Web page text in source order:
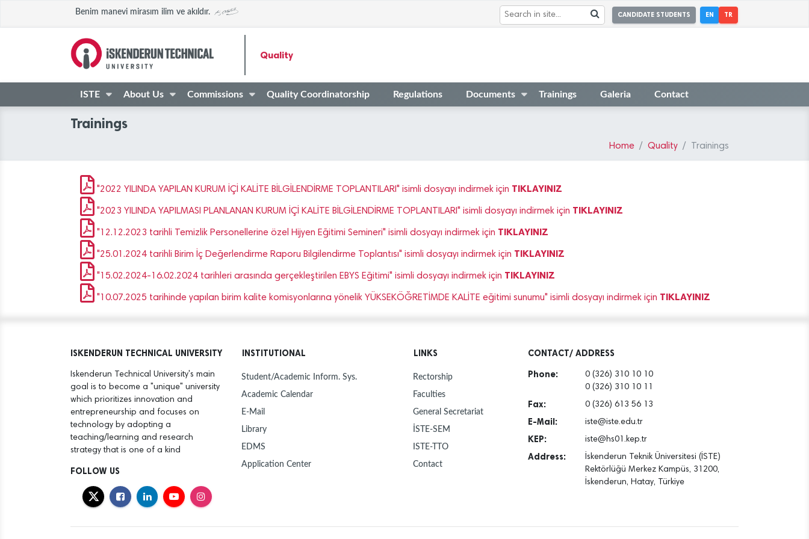
Benim manevi mirasım ilim ve akıldır. CANDIDATE STUDENTS EN TR
Quality
ISTE About Us Commissions Quality Coordinatorship Regulations Documents Trainings Galeria Contact
Trainings
Home Quality Trainings
"2022 YILINDA YAPILAN KURUM İÇİ KALİTE BİLGİLENDİRME TOPLANTILARI" isimli dosyayı indirmek için TIKLAYINIZ
"2023 YILINDA YAPILMASI PLANLANAN KURUM İÇİ KALİTE BİLGİLENDİRME TOPLANTILARI" isimli dosyayı indirmek için TIKLAYINIZ
"12.12.2023 tarihli Temizlik Personellerine özel Hijyen Eğitimi Semineri" isimli dosyayı indirmek için TIKLAYINIZ
"25.01.2024 tarihli Birim İç Değerlendirme Raporu Bilgilendirme Toplantısı" isimli dosyayı indirmek için TIKLAYINIZ
"15.02.2024-16.02.2024 tarihleri arasında gerçekleştirilen EBYS Eğitimi" isimli dosyayı indirmek için TIKLAYINIZ
"10.07.2025 tarihinde yapılan birim kalite komisyonlarına yönelik YÜKSEKÖĞRETİMDE KALİTE eğitimi sunumu" isimli dosyayı indirmek için TIKLAYINIZ
ISKENDERUN TECHNICAL UNIVERSITY
Iskenderun Technical University's main
goal is to become a "unique" university
which prioritizes innovation and
entrepreneurship and focuses on
technology by adopting a
teaching/learning and research
strategy that is one of a kind
FOLLOW US
INSTITUTIONAL
Student/Academic Inform. Sys.
Academic Calendar
E-Mail
Library
EDMS
Application Center
LINKS
Rectorship
Faculties
General Secretariat
İSTE-SEM
ISTE-TTO
Contact
CONTACT/ ADDRESS
Phone:
0 (326) 310 10 10
0 (326) 310 10 11
Fax: 0 (326) 613 56 13
E-Mail: iste@iste.edu.tr
KEP: iste@hs01.kep.tr
Address:
İskenderun Teknik Üniversitesi (İSTE)
Rektörlüğü Merkez Kampüs, 31200,
İskenderun, Hatay, Türkiye